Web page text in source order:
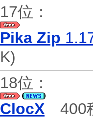
17位：
Pika Zip
K)
18位：
ClocX 400